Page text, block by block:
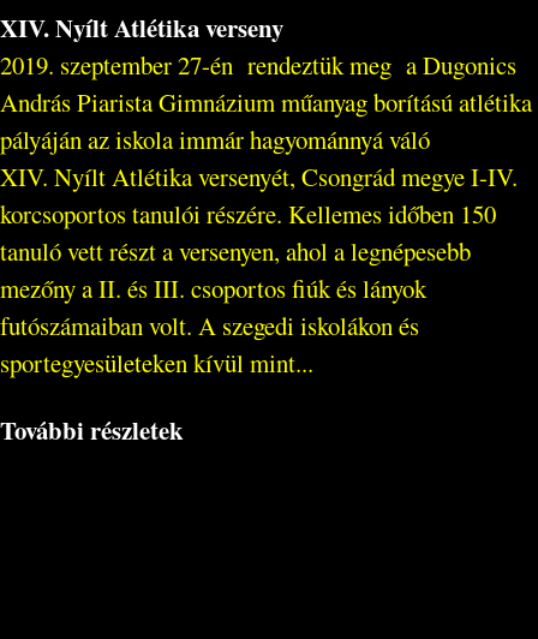
XIV. Nyílt Atlétika verseny
2019. szeptember 27-én rendeztük meg a Dugonics
András Piarista Gimnázium műanyag borítású atlétika
pályáján az iskola immár hagyománnyá váló
XIV. Nyílt Atlétika versenyét, Csongrád megye I-IV.
korcsoportos tanulói részére. Kellemes időben 150
tanuló vett részt a versenyen, ahol a legnépesebb
mezőny a II. és III. csoportos fiúk és lányok
futószámaiban volt. A szegedi iskolákon és
sportegyesületeken kívül mint...
További részletek